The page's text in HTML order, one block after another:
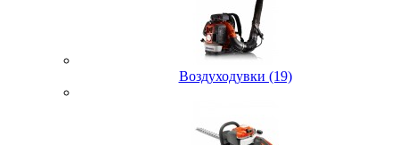
Воздуходувки (19)